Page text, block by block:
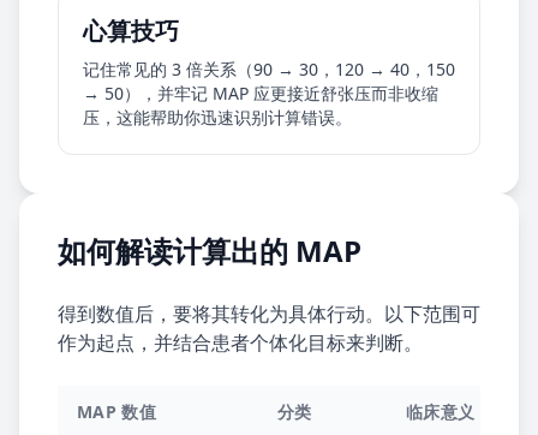
心算技巧
记住常见的 3 倍关系（90 → 30，120 → 40，150
→ 50），并牢记 MAP 应更接近舒张压而非收缩
压，这能帮助你迅速识别计算错误。
如何解读计算出的 MAP
得到数值后，要将其转化为具体行动。以下范围可
作为起点，并结合患者个体化目标来判断。
MAP 数值 分类 临床意义